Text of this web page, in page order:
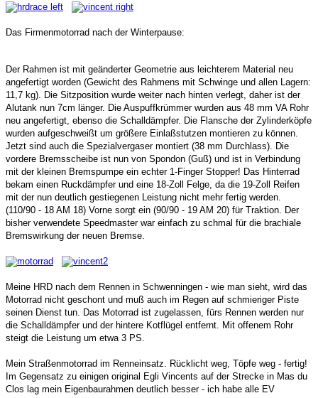
Das Firmenmotorrad nach der Winterpause:
Der Rahmen ist mit geänderter Geometrie aus leichterem Material neu
angefertigt worden (Gewicht des Rahmens mit Schwinge und allen Lagern:
11,7 kg). Die Sitzposition wurde weiter nach hinten verlegt, daher ist der
Alutank nun 7cm länger. Die Auspuffkrümmer wurden aus 48 mm VA Rohr
neu angefertigt, ebenso die Schalldämpfer. Die Flansche der Zylinderköpfe
wurden aufgeschweißt um größere Einlaßstutzen montieren zu können.
Jetzt sind auch die Spezialvergaser montiert (38 mm Durchlass). Die
vordere Bremsscheibe ist nun von Spondon (Guß) und ist in Verbindung
mit der kleinen Bremspumpe ein echter 1-Finger Stopper! Das Hinterrad
bekam einen Ruckdämpfer und eine 18-Zoll Felge, da die 19-Zoll Reifen
mit der nun deutlich gestiegenen Leistung nicht mehr fertig werden.
(110/90 - 18 AM 18) Vorne sorgt ein (90/90 - 19 AM 20) für Traktion. Der
bisher verwendete Speedmaster war einfach zu schmal für die brachiale
Bremswirkung der neuen Bremse.
Meine HRD nach dem Rennen in Schwenningen - wie man sieht, wird das
Motorrad nicht geschont und muß auch im Regen auf schmieriger Piste
seinen Dienst tun. Das Motorrad ist zugelassen, fürs Rennen werden nur
die Schalldämpfer und der hintere Kotflügel entfernt. Mit offenem Rohr
steigt die Leistung um etwa 3 PS.
Mein Straßenmotorrad im Renneinsatz. Rücklicht weg, Töpfe weg - fertig!
Im Gegensatz zu einigen original Egli Vincents auf der Strecke in Mas du
Clos lag mein Eigenbaurahmen deutlich besser - ich habe alle EV